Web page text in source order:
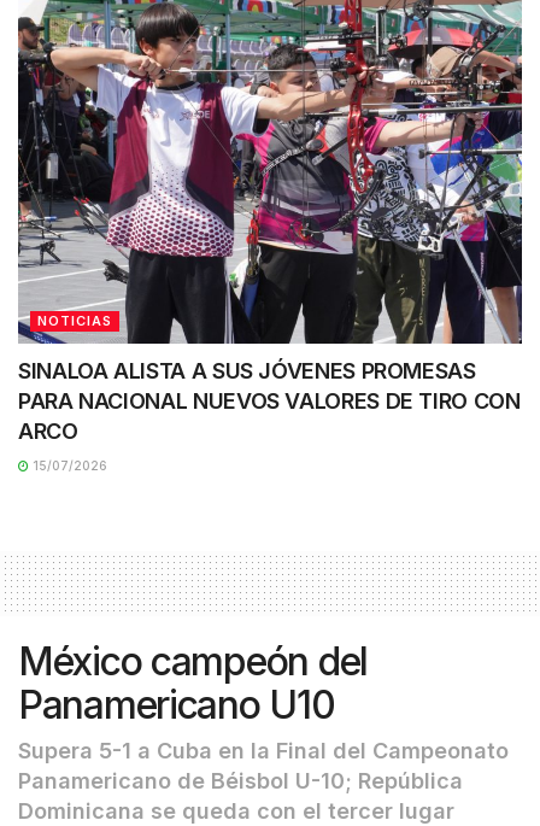
NOTICIAS
SINALOA ALISTA A SUS JÓVENES PROMESAS
PARA NACIONAL NUEVOS VALORES DE TIRO CON
ARCO
15/07/2026
México campeón del
Panamericano U10
Supera 5-1 a Cuba en la Final del Campeonato
Panamericano de Béisbol U-10; República
Dominicana se queda con el tercer lugar